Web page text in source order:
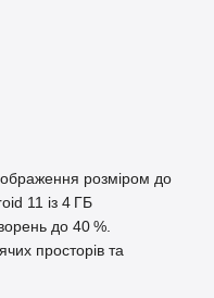
розміром до
11 із 4 ГБ
до 40 %.
просторів та